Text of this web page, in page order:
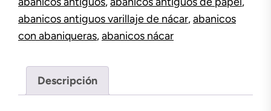
abanicos antiguos varillaje de nácar,abanicos
con abaniqueras,abanicos nácar
Descripción